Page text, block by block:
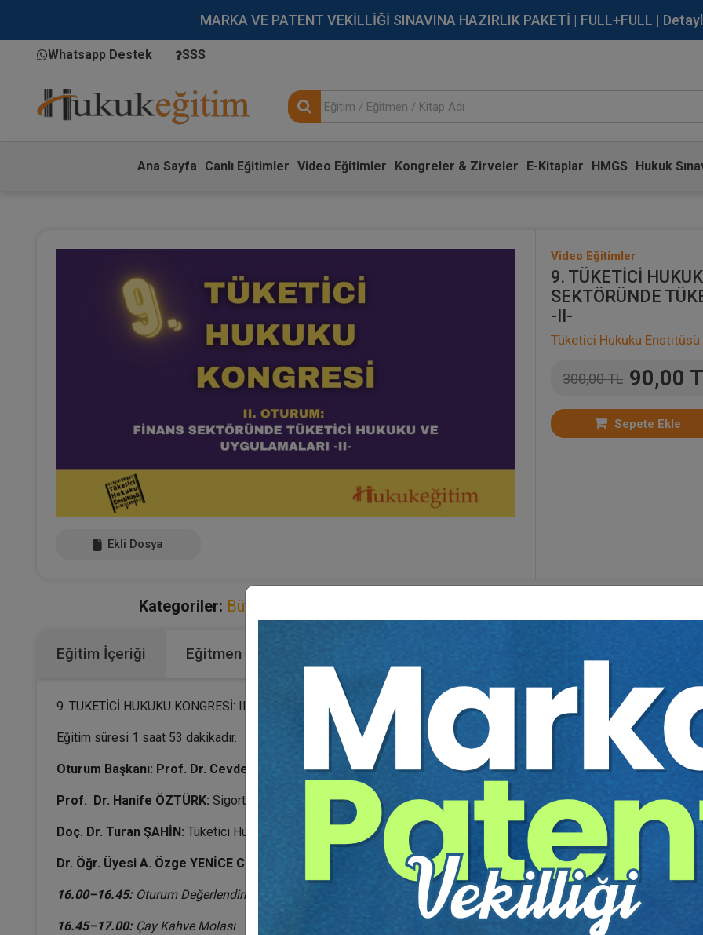
MARKA VE PATENT VEKİLLİĞİ SINAVINA HAZIRLIK PAKETİ | FULL+FULL |
Whatsapp Destek SSS
Ana Sayfa Canlı Eğitimler Video Eğitimler Kongreler & Zirveler E-Kitaplar HMGS Hukuk
Ekli Dosya
Video Eğitimler
9. TÜKETİCİ
SEKTÖRÜNDE
-II-
Tüketici Hukuku Enstitüsü
300,00 TL 90,00
Sepete Ekle
Kategoriler: Bütün Video Eğitimler
Eğitim İçeriği Eğitmen
9. TÜKETİCİ HUKUKU KONGRESİ: II. Oturum - FİNANS SEKTÖRÜNDE TÜKETİCİ HUKUKU VE UYGULAMALARI -II-
Eğitim süresi 1 saat 53 dakikadır.
Oturum Başkanı: Prof. Dr. Cevdet YAVUZ
Prof. Dr. Hanife ÖZTÜRK: Sigorta Sözleşmelerinde İçerik Denetimi ve Haksız Şartların Tespiti
Doç. Dr. Turan ŞAHİN: Tüketici Hukukunda Bireysel Kredilerle Bağlantılı Sigortalar
Dr. Öğr. Üyesi A. Özge YENİCE CEYLAN: Finansal Tüketicilerden Alınacak Ücretler
16.00–16.45: Oturum Değerlendirme (Soru - Cevap)
16.45–17.00: Çay Kahve Molası